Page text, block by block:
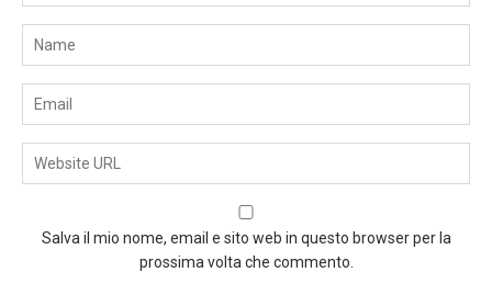
Salva il mio nome, email e sito web in questo browser per la
prossima volta che commento.